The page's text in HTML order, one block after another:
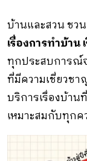
บ้านและสวน ชว
เรื่องการทำบ้าน
ทุกประสบการณ์
ที่มีความเชี่ยวชา
บริการเรื่องบ้า
เหมาะสมกับทุกค